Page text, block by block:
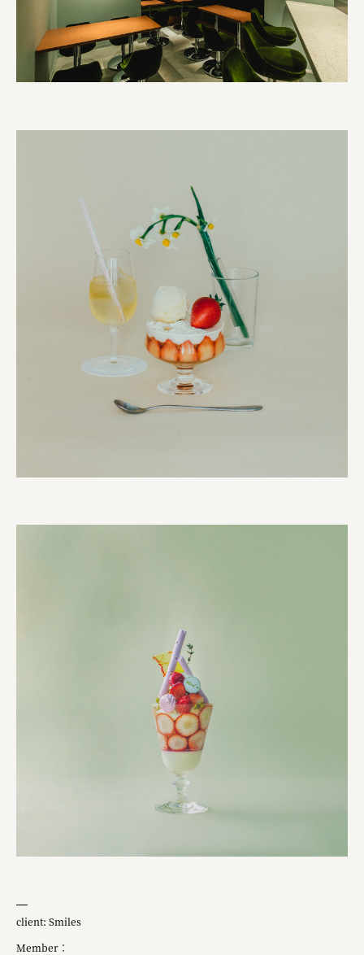
株式会社 京都産業振興センター
旭酒造株式会社
フードバレーとかち首都圏プロモーション実行委員会
株式会社 中華・高橋
株式会社ITC
オクズミ商事
学校法人加藤学園
株式会社 未来ガ驚喜研究所
株式会社亀屋万年堂
client: Smiles
Member：